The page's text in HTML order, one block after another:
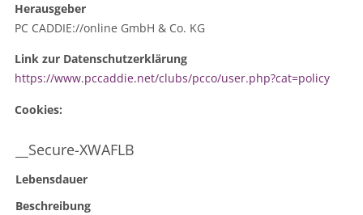
Herausgeber
PC CADDIE://online GmbH & Co. KG
Link zur Datenschutzerklärung
https://www.pccaddie.net/clubs/pcco/user.php?cat=policy
Cookies:
__Secure-XWAFLB
Lebensdauer
Beschreibung